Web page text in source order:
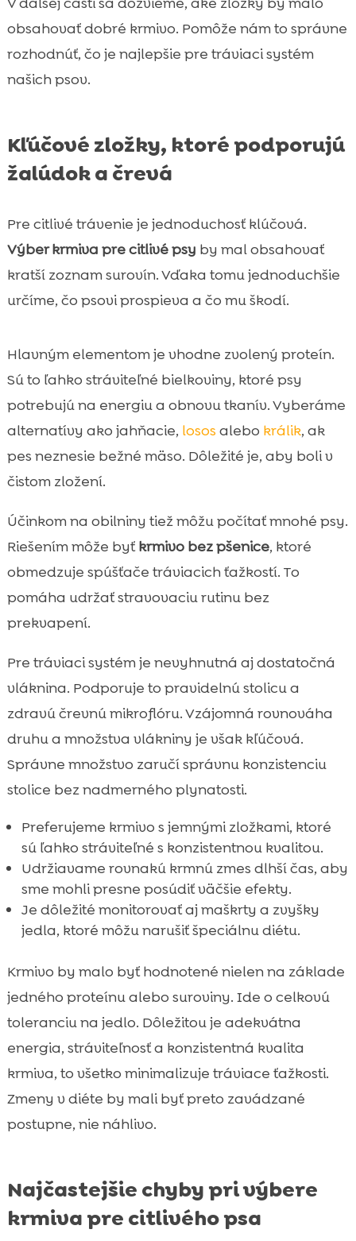
obsahovať dobré krmivo. Pomôže nám to správne
rozhodnúť, čo je najlepšie pre tráviaci systém
našich psov.
Kľúčové zložky, ktoré podporujú
žalúdok a črevá
Pre citlivé trávenie je jednoduchosť klúčová.
Výber krmiva pre citlivé psy by mal obsahovať
kratší zoznam surovín. Vďaka tomu jednoduchšie
určíme, čo psovi prospieva a čo mu škodí.
Hlavným elementom je vhodne zvolený proteín.
Sú to ľahko stráviteľné bielkoviny, ktoré psy
potrebujú na energiu a obnovu tkanív. Vyberáme
alternatívy ako jahňacie, losos alebo králik, ak
pes neznesie bežné mäso. Dôležité je, aby boli v
čistom zložení.
Účinkom na obilniny tiež môžu počítať mnohé psy.
Riešením môže byťkrmivo bez pšenice, ktoré
obmedzuje spúšťače tráviacich ťažkostí. To
pomáha udržať stravovaciu rutinu bez
prekvapení.
Pre tráviaci systém je nevyhnutná aj dostatočná
vláknina. Podporuje to pravidelnú stolicu a
zdravú črevnú mikroflóru. Vzájomná rovnováha
druhu a množstva vlákniny je však kľúčová.
Správne množstvo zaručí správnu konzistenciu
stolice bez nadmerného plynatosti.
Preferujeme krmivo s jemnými zložkami, ktoré
sú ľahko stráviteľné s konzistentnou kvalitou.
Udržiavame rovnakú krmnú zmes dlhší čas, aby
sme mohli presne posúdiť väčšie efekty.
Je dôležité monitorovať aj maškrty a zvyšky
jedla, ktoré môžu narušiť špeciálnu diétu.
Krmivo by malo byť hodnotené nielen na základe
jedného proteínu alebo suroviny. Ide o celkovú
toleranciu na jedlo. Dôležitou je adekvátna
energia, stráviteľnosť a konzistentná kvalita
krmiva, to všetko minimalizuje tráviace ťažkosti.
Zmeny v diéte by mali byť preto zavádzané
postupne, nie náhlivo.
Najčastejšie chyby pri výbere
krmiva pre citlivého psa